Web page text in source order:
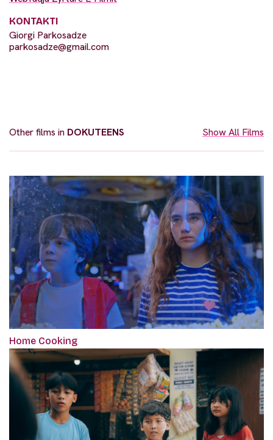
KONTAKTI
Giorgi Parkosadze
parkosadze@gmail.com
Other films in DOKUTEENS Show All Films
Home Cooking